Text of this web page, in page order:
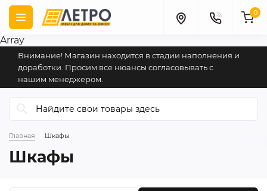
Array
Внимание! Магазин находится в стадии наполнения и
доработки. Просим все нюансы согласовывать с
нашим менеджером.
0
Главная Шкафы
Шкафы